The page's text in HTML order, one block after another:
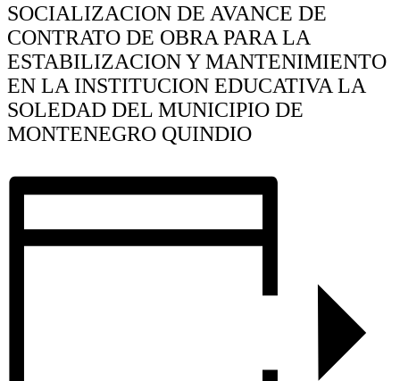
SOCIALIZACION DE AVANCE DE
CONTRATO DE OBRA PARA LA
ESTABILIZACION Y MANTENIMIENTO
EN LA INSTITUCION EDUCATIVA LA
SOLEDAD DEL MUNICIPIO DE
MONTENEGRO QUINDIO